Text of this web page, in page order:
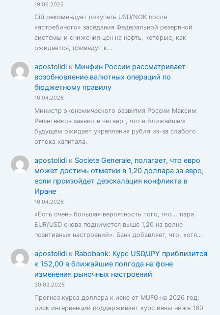
19.06.2026
Citi рекомендует покупать USD/NOK после
«ястребиного» заседания Федеральной резервной
системы и снижения цен на нефть, которые, как
ожидается, приведут к…
apostolidiк Минфин России рассматривает
возобновление валютных операций по
бюджетному правилу
16.04.2026
Министр экономического развития России Максим
Решетников заявил в четверг, что в ближайшем
будущем ожидает укрепления рубля из-за слабого
оттока капитала.
apostolidiк Societe Generale, полагает, что евро
может достичь отметки в 1,20 доллара за евро,
если произойдет деэскалация конфликта в
Иране
16.04.2026
«Есть очень большая вероятность того, что... пара
EUR/USD снова поднимется выше 1,20 на волне
позитивных настроений». Банк добавляет, что, хотя…
apostolidiк Rabobank: Курс USD/JPY приблизится
к 152,00 в ближайшие полгода на фоне
изменения рыночных настроений
30.03.2026
Прогноз курса доллара к иене от MUFG на 2026 год:
риск интервенций поддерживает курс иены ниже 160